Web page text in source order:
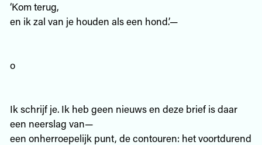
‘Kom terug,
en ik zal van je houden als een hond.’—
o
Ik schrijf je. Ik heb geen nieuws en deze brief is daar
een neerslag van—
een onherroepelijk punt, de contouren: het voortdurend